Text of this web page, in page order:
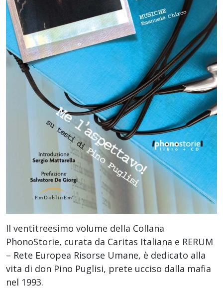
Il ventitreesimo volume della Collana
PhonoStorie, curata da Caritas Italiana e RERUM
– Rete Europea Risorse Umane, è dedicato alla
vita di don Pino Puglisi, prete ucciso dalla mafia
nel 1993.